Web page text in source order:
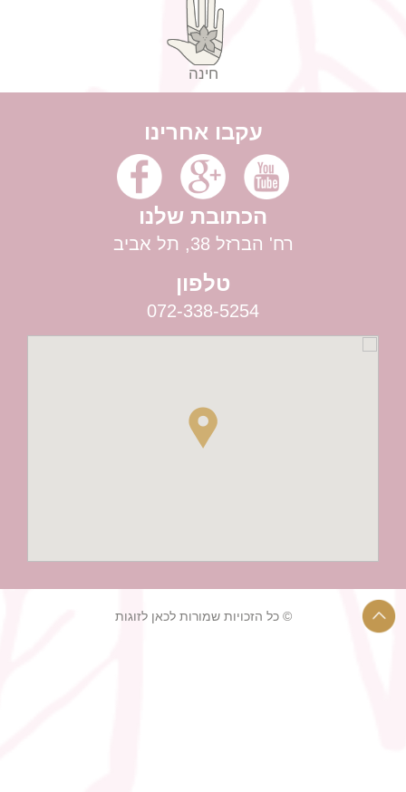
חינה
עקבו אחרינו
הכתובת שלנו
רח' הברזל 38, תל אביב
טלפון
072-338-5254
© כל הזכויות שמורות לכאן לזוגות